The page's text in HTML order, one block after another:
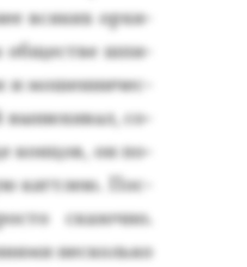
вся­ких ор­хи­
об­щес­тве шпи­
и мо­шен­ни­чес­
вы­нюхи­вал, со­
кон­цов, он по­
кат­тлею. Пос­
ска­зоч­но.
нес­коль­ко